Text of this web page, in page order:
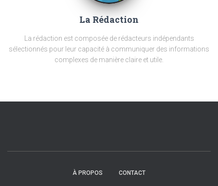
La Rédaction
La rédaction est composée de rédacteurs indépendants
sélectionnés pour leur capacité à communiquer des informations
complexes de manière claire et utile.
À PROPOS CONTACT